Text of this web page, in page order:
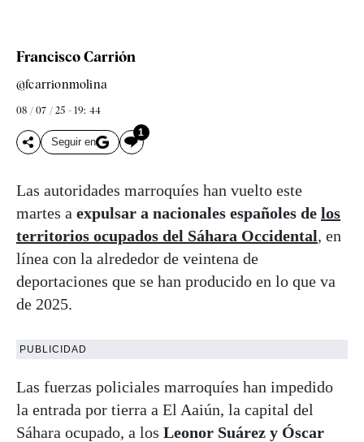
Francisco Carrión
@fcarrionmolina
08 / 07 / 25 - 19: 44
Seguir en
1
Las autoridades marroquíes han vuelto este
martes a expulsar a nacionales españoles de los
territorios ocupados del Sáhara Occidental, en
línea con la alrededor de veintena de
deportaciones que se han producido en lo que va
de 2025.
PUBLICIDAD
Las fuerzas policiales marroquíes han impedido
la entrada por tierra a El Aaiún, la capital del
Sáhara ocupado, a los Leonor Suárez y Óscar